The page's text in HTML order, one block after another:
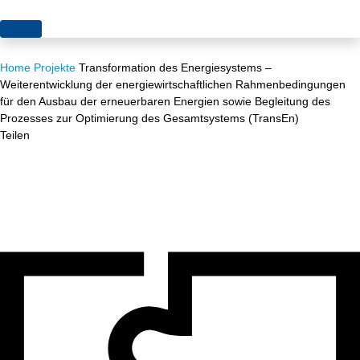
Themen
Akzeptanz
Europa
Märkte
Sektorenkopplung
Projekte
Publikationen
Über uns
Home Projekte Transformation des Energiesystems –
Weiterentwicklung der energiewirtschaftlichen Rahmenbedingungen
für den Ausbau der erneuerbaren Energien sowie Begleitung des
Prozesses zur Optimierung des Gesamtsystems (TransEn)
Teilen